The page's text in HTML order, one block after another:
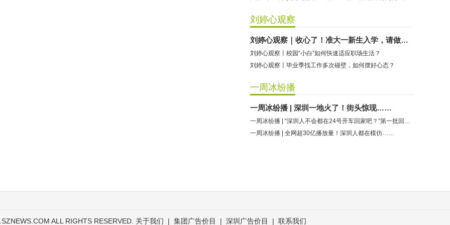
刘婷心观察
刘婷心观察｜收心了！准大一新生入学，请做好这些准备
刘婷心观察丨校园“小白”如何快速适应职场生活？
刘婷心观察丨毕业季找工作多次碰壁，如何摆好心态？
一周冰纷播
一周冰纷播 | 深圳一地火了！街头惊现……
一周冰纷播 | 全网超30亿播放量！深圳人都在模仿……
ALL RIGHTS RESERVED. 关于我们 | 集团广告价目 | 深圳广告价目 | 联系我们